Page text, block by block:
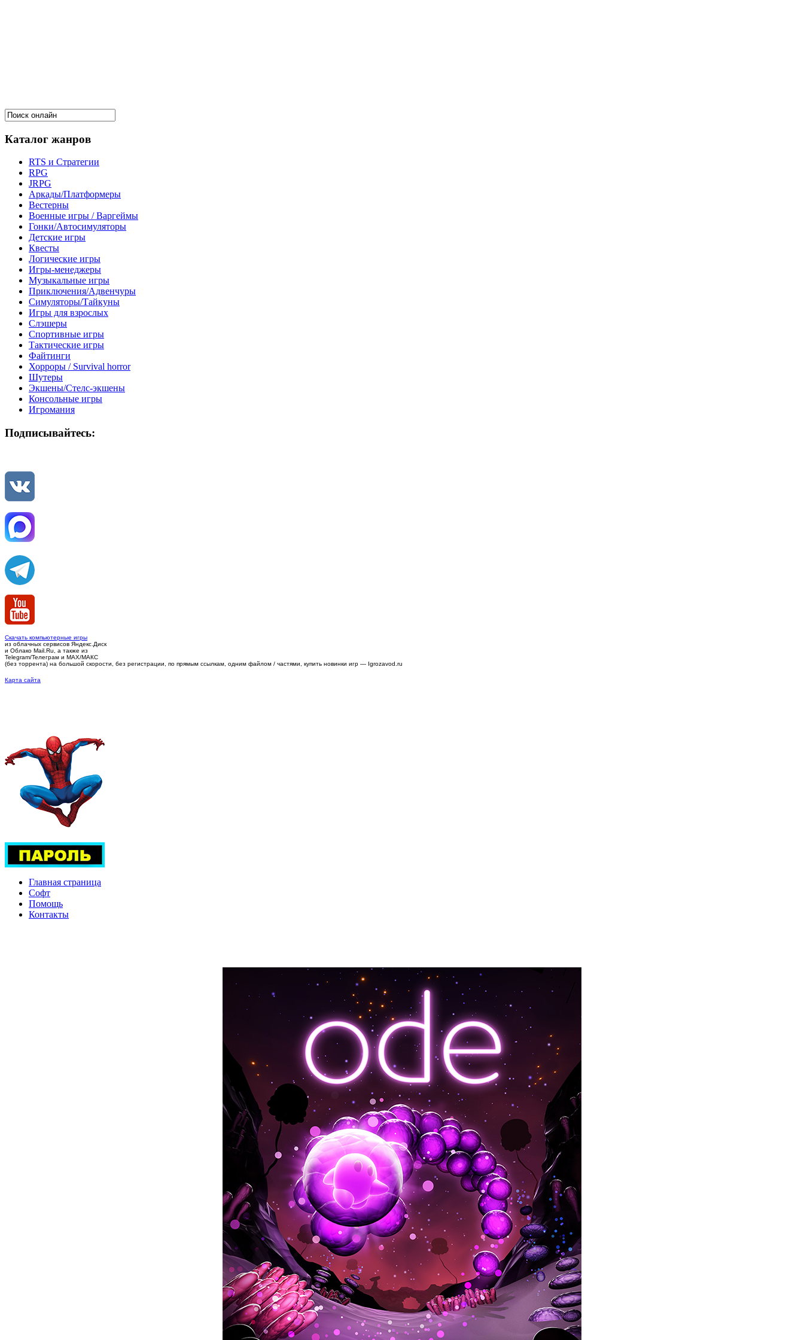
Каталог жанров
RTS и Стратегии
RPG
JRPG
Аркады/Платформеры
Вестерны
Военные игры / Варгеймы
Гонки/Автосимуляторы
Детские игры
Квесты
Логические игры
Игры-менеджеры
Музыкальные игры
Приключения/Адвенчуры
Симуляторы/Тайкуны
Игры для взрослых
Слэшеры
Спортивные игры
Тактические игры
Файтинги
Хорроры / Survival horror
Шутеры
Экшены/Стелс-экшены
Консольные игры
Игромания
Подписывайтесь:
Скачать компьютерные игры
из облачных сервисов Яндекс.Диск
и Облако Mail.Ru, а также из
Telegram/Телеграм и MAX/МАКС
(без торрента) на большой скорости, без регистрации, по прямым ссылкам, одним файлом / частями, купить новинки игр — Igrozavod.ru
Карта сайта
Главная страница
Софт
Помощь
Контакты